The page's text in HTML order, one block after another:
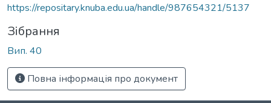
https://repositary.knuba.edu.ua/handle/987654321/5137
Зібрання
Вип. 40
Повна інформація про документ